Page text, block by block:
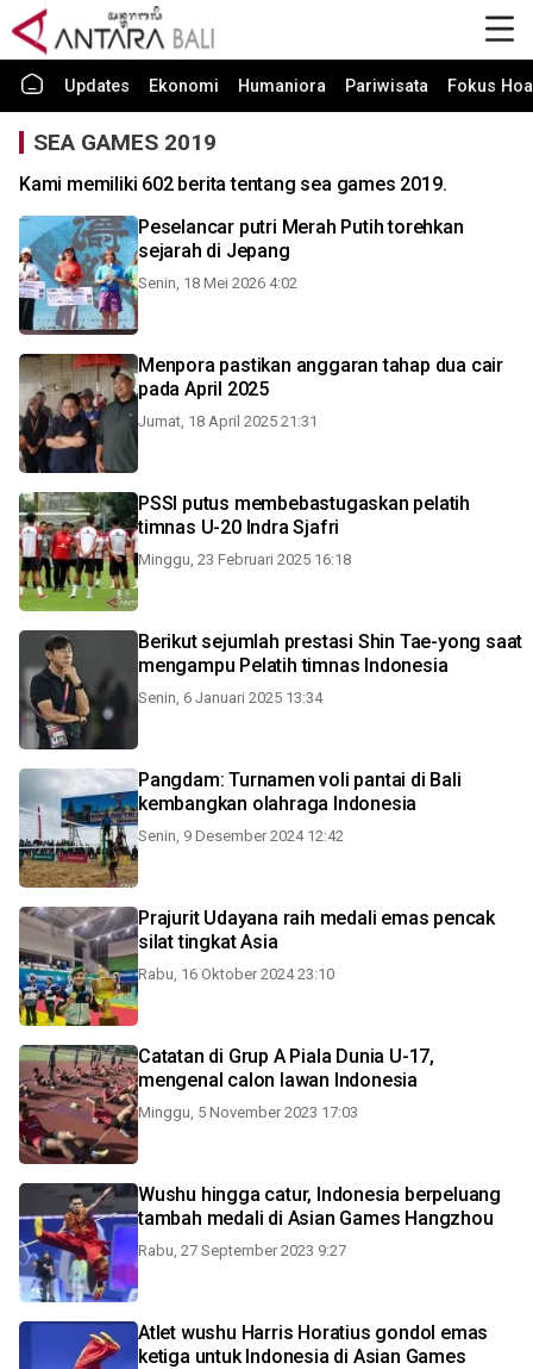
Updates Ekonomi Humaniora Pariwisata Fokus
SEA GAMES 2019
Kami memiliki 602 berita tentang sea games 2019.
Peselancar putri Merah Putih torehkan
sejarah di Jepang
Senin, 18 Mei 2026 4:02
Menpora pastikan anggaran tahap dua cair
pada April 2025
Jumat, 18 April 2025 21:31
PSSI putus membebastugaskan pelatih
timnas U-20 Indra Sjafri
Minggu, 23 Februari 2025 16:18
Berikut sejumlah prestasi Shin Tae-yong saat
mengampu Pelatih timnas Indonesia
Senin, 6 Januari 2025 13:34
Pangdam: Turnamen voli pantai di Bali
kembangkan olahraga Indonesia
Senin, 9 Desember 2024 12:42
Prajurit Udayana raih medali emas pencak
silat tingkat Asia
Rabu, 16 Oktober 2024 23:10
Catatan di Grup A Piala Dunia U-17,
mengenal calon lawan Indonesia
Minggu, 5 November 2023 17:03
Wushu hingga catur, Indonesia berpeluang
tambah medali di Asian Games Hangzhou
Rabu, 27 September 2023 9:27
Atlet wushu Harris Horatius gondol emas
ketiga untuk Indonesia di Asian Games